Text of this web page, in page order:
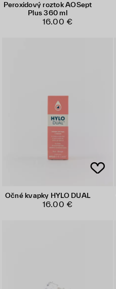
Peroxidový roztok AOSept
Plus 360 ml
16.00 €
Očné kvapky HYLO DUAL
16.00 €